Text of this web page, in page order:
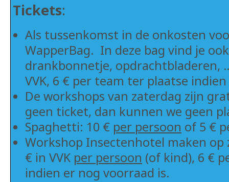
Tickets:
Als tussenkomst in de onkosten
WapperBag. In deze bag vind je
drankbonnetje, opdrachtbladeren,
VVK, 6 € per team ter plaatse
De workshops van zaterdag zijn
geen ticket, dan kunnen we geen
Spaghetti: 10 € per persoon of 5 €
Workshop Insectenhotel maken op
€ in VVK per persoon (of kind), 6 €
indien er nog voorraad is.